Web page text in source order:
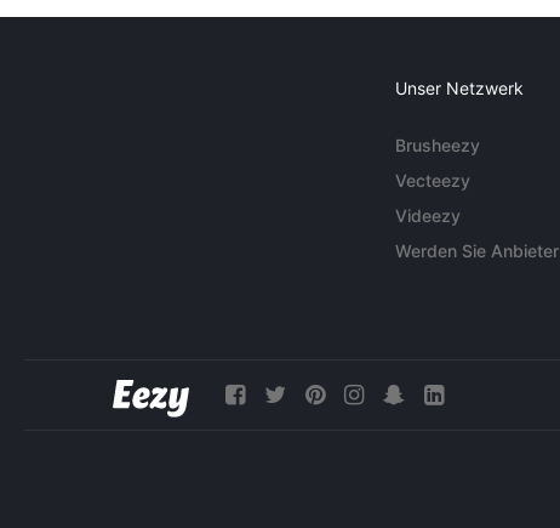
Unser Netzwerk
Brusheezy
Vecteezy
Videezy
Werden Sie Anbieter